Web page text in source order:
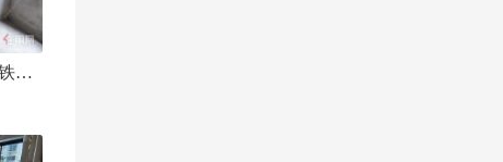
竹溪大道-竹溪大道地铁口66㎡办公楼出租 交通便利配套成熟 可多业态经营